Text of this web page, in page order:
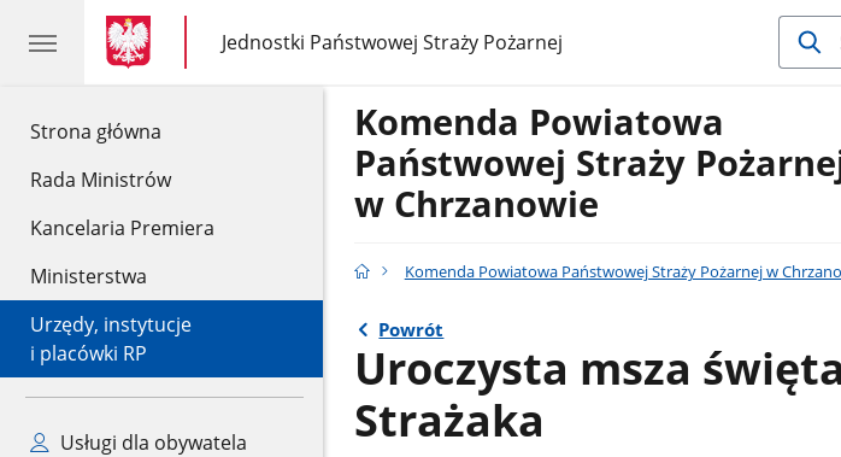
Strona główna
Rada Ministrów
Kancelaria Premiera
Ministerstwa
Urzędy, instytucje
i placówki RP
Usługi dla obywatela
gov.pl
gov.pl
Jednostki Państwowej Straży Pożarnej
gov.pl
Jednostki
Państwowej
Komenda Powiatowa
Państwowej Straży
w Chrzanowie
Komenda Powiatowa Państwowej Straży Pożarnej w
Powrót
Uroczysta msza
Strażaka